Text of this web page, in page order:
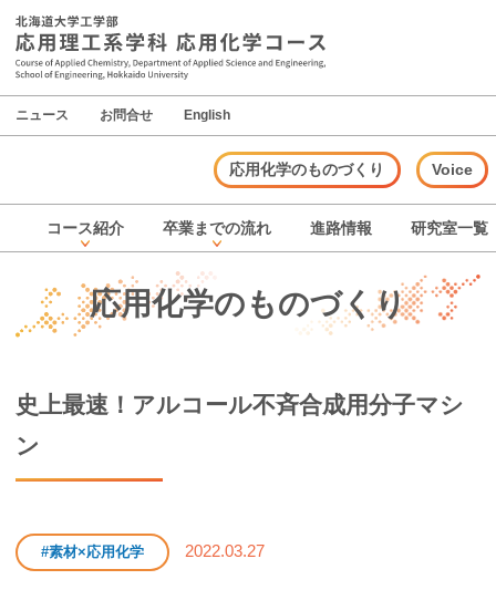
ニュース お問合せ English
応用化学のものづくり Voice
コース紹介 卒業までの流れ 進路情報 研究室一覧
応用化学のものづくり
史上最速！ アルコール不斉合成用分子マシ
ン
#素材×応用化学 2022.03.27